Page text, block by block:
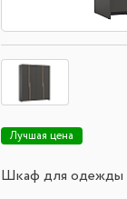
Лучшая цена
Шкаф для одежды